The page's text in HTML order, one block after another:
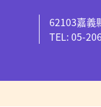
62103嘉義
TEL: 05-